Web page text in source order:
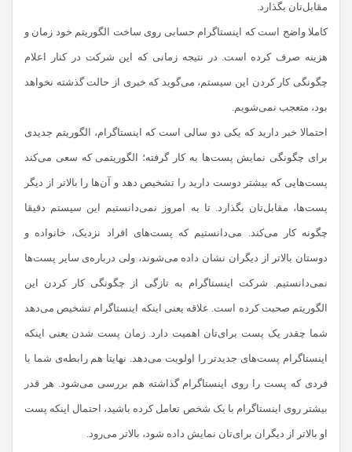
مقابل‌تان بگذارد.
کاملا واضح است که اینستاگرام حسابی روی ساخت الگوریتم خود زمان و
هزینه صرف کرده است. در نتیجه زمانی که این شرکت در کنار اعلام
چگونگی کار کردن این سیستم، می‌گوید که خبری از حالت گذشته نخواهد
بود، متعجب نمی‌شویم.
احتمالا خبر دارید که یکی دو سالی است که اینستاگرام، الگوریتم جدیدی
برای چگونگی نمایش پست‌ها به کار گرفته؛ الگوریتمی که سعی می‌کند
پست‌هایی که بیشتر دوست دارید را تشخیص دهد و آن‌ها را بالاتر از دیگر
پست‌ها، مقابل‌تان بگذارد. تا به امروز نمی‌دانستیم این سیستم دقیقا
چگونه کار می‌کند. می‌دانستیم که پست‌های افراد نزدیک، خانواده و
دوستان بالاتر از دیگران نشان داده می‌شوند، ولی درباره‌ی سایر پست‌ها
نمی‌دانستیم. شرکت اینستاگرام به تازگی از چگونگی کار کردن این
الگوریتم صحبت کرده است. علاقه یعنی اینکه اینستاگرام تشخیص می‌دهد
شما چقدر یک پست برای‌تان اهمیت دارد. زمان پست شدن یعنی اینکه
اینستاگرام پست‌های جدیدتر را اولویت می‌دهد. نهایتا هم رابطه‌ی شما با
فردی که پست را روی اینستاگرام گذاشته هم بررسی می‌شود. هر قدر
بیشتر روی اینستاگرام با یک شخص تعامل کرده باشید، احتمال اینکه پست
او بالاتر از دیگران برای‌تان نمایش داده شود، بالاتر می‌رود.